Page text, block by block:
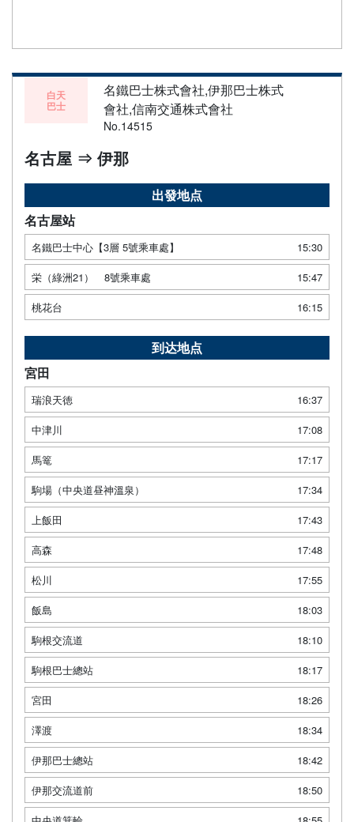
白天
巴士
名鐵巴士株式會社,伊那巴士株式
會社,信南交通株式會社
No.14515
名古屋 ⇒ 伊那
出發地点
名古屋站
名鐵巴士中心【3層 5號乘車處】
15:30
栄（綠洲21） 8號乘車處
15:47
桃花台
16:15
到达地点
宮田
瑞浪天徳
16:37
中津川
17:08
馬篭
17:17
駒場（中央道昼神溫泉）
17:34
上飯田
17:43
高森
17:48
松川
17:55
飯島
18:03
駒根交流道
18:10
駒根巴士總站
18:17
宮田
18:26
澤渡
18:34
伊那巴士總站
18:42
伊那交流道前
18:50